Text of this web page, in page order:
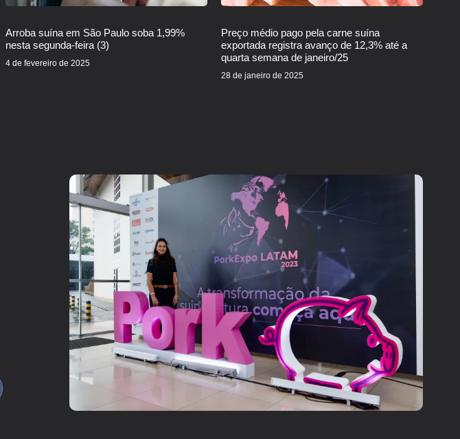
Arroba suína em São Paulo soba 1,99%
nesta segunda-feira (3)
4 de fevereiro de 2025
Preço médio pago pela carne suína
exportada registra avanço de 12,3% até a
quarta semana de janeiro/25
28 de janeiro de 2025